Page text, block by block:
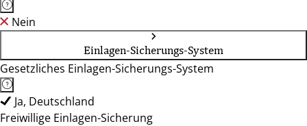
Nein
Einlagen-Sicherungs-System
Gesetzliches Einlagen-Sicherungs-System
Ja, Deutschland
Freiwillige Einlagen-Sicherung